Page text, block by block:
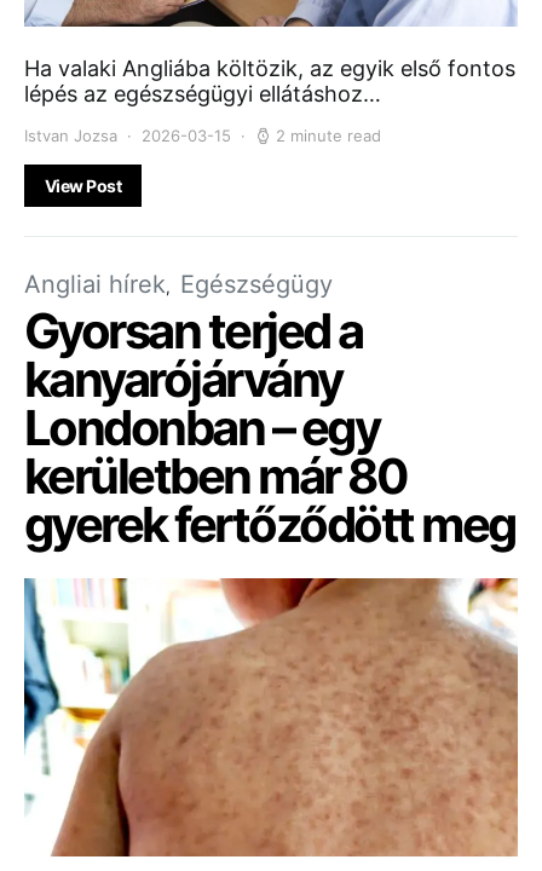
Ha valaki Angliába költözik, az egyik első fontos
lépés az egészségügyi ellátáshoz…
Istvan Jozsa 2026-03-15 2 minute read
View Post
Angliai hírek Egészségügy
Gyorsan terjed a
kanyarójárvány
Londonban – egy
kerületben már 80
gyerek fertőződött meg